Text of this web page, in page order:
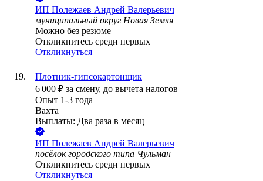
ИП Полежаев Андрей Валерьевич
муниципальный округ Новая Земля
Можно без резюме
Откликнитесь среди первых
Откликнуться
Плотник-гипсокартонщик
6 000 ₽ за смену, до вычета налогов
Опыт 1-3 года
Вахта
Выплаты: Два раза в месяц
ИП Полежаев Андрей Валерьевич
посёлок городского типа Чульман
Откликнитесь среди первых
Откликнуться